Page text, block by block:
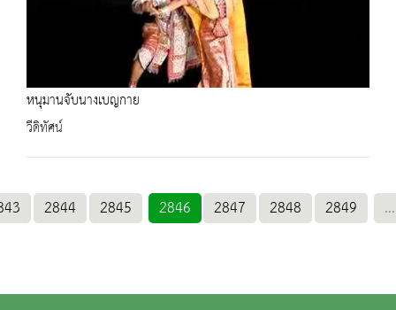
หนุมานจับนางเบญกาย
วีดิทัศน์
2844 2845 2846 2847 2848 2849 ...